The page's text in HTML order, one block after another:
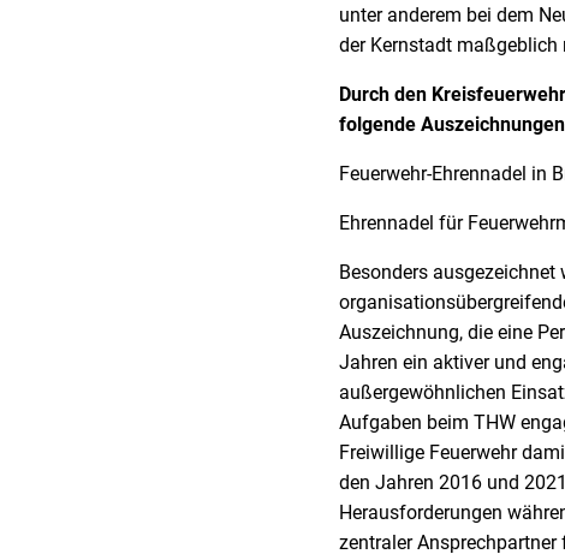
unter anderem bei dem
der Kernstadt maßgeblich
Durch den
folgende
Feuerwehr-Ehrennadel in
Ehrennadel für
Besonders ausgezeichnet
Auszeichnung, die eine
Jahren ein aktiver und
außergewöhnlichen
Aufgaben beim THW
Freiwillige Feuerwehr
den Jahren 2016 und
Herausforderungen
zentraler